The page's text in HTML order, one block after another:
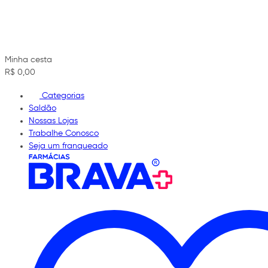
Minha cesta
R$ 0,00
Categorias
Saldão
Nossas Lojas
Trabalhe Conosco
Seja um franqueado